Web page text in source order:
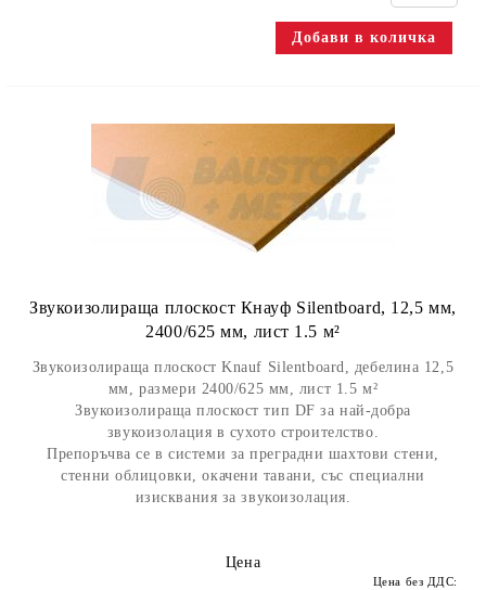
Звукоизолираща плоскост Кнауф Silentboard, 12,5 мм,
2400/625 мм, лист 1.5 м²
Звукоизолираща плоскост Knauf Silentboard, дебелина 12,5
мм, размери 2400/625 мм, лист 1.5 м²
Звукоизолираща плоскост тип DF за най-добра
звукоизолация в сухото строителство.
Препоръчва се в системи за преградни шахтови стени,
стенни облицовки, окачени тавани, със специални
изисквания за звукоизолация.
Цена
Цена без ДДС: